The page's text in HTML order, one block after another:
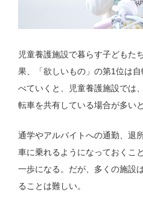
児童養護施設で暮らす子どもた
果、「欲しいもの」の第1位は
べていくと、児童養護施設では
転車を共有している場合が多い
通学やアルバイトへの通勤、退
車に乗れるようになっておくこ
一歩になる。だが、多くの施設
ることは難しい。